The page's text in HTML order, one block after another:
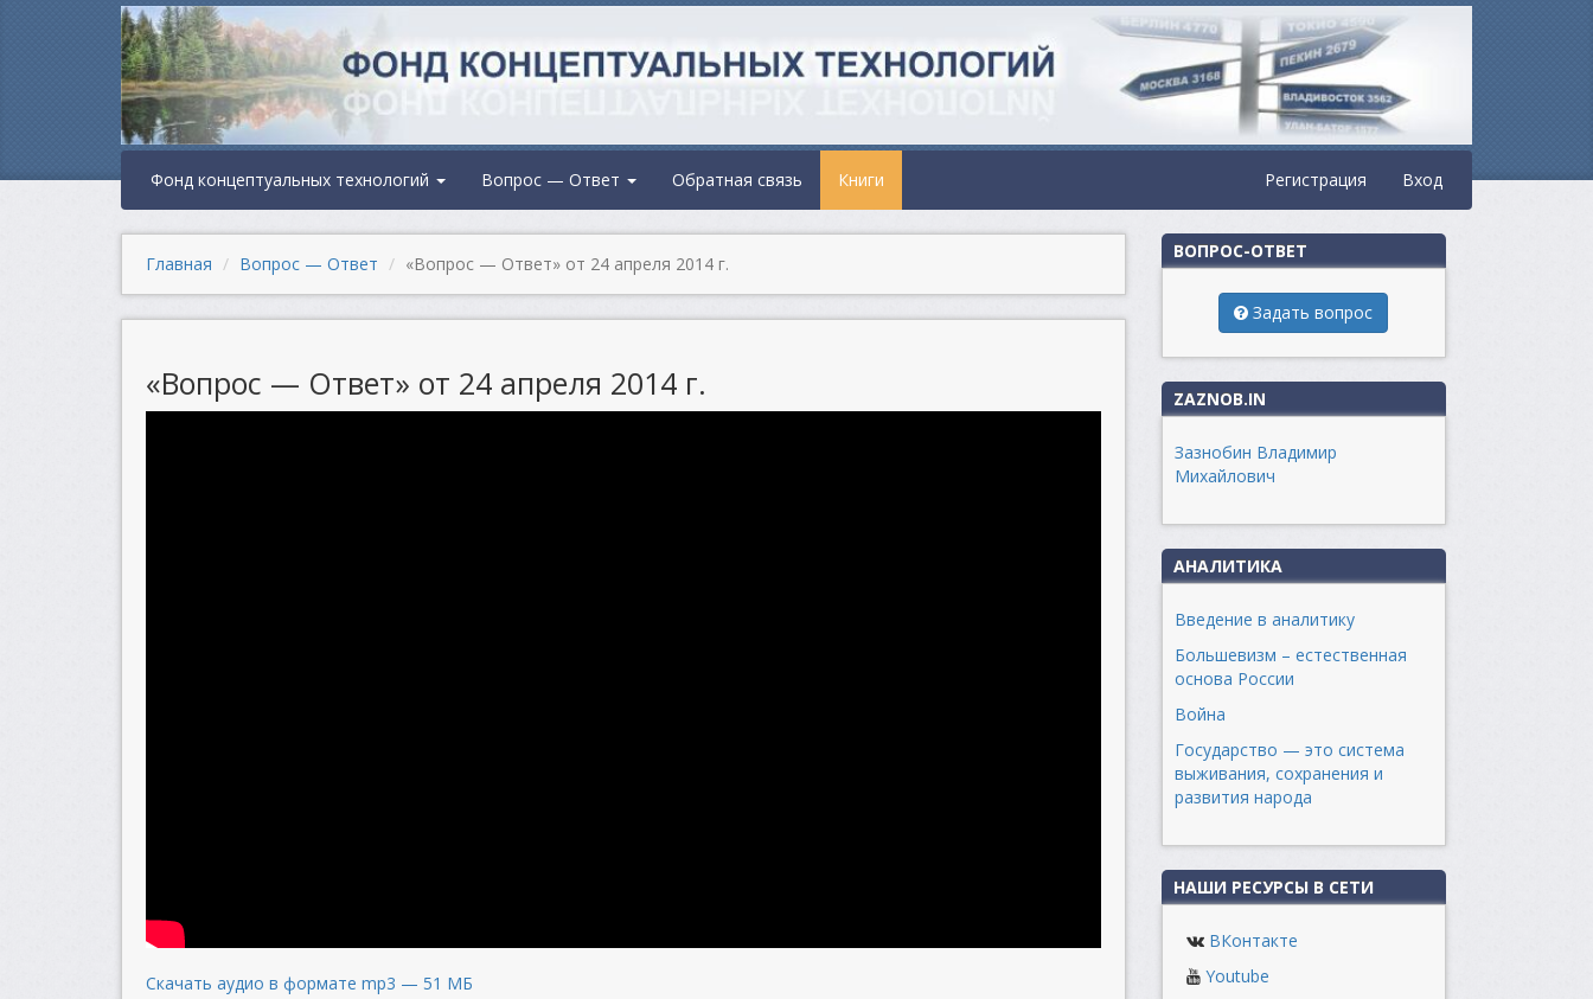
Фонд концептуальных технологий Вопрос — Ответ Обратная связь Книги Регистрация Вход
Главная Вопрос — Ответ «Вопрос — Ответ» от 24 апреля 2014 г.
«Вопрос — Ответ» от 24 апреля 2014 г.
Скачать аудио в формате mp3 — 51 МБ
ВОПРОС-ОТВЕТ
Задать вопрос
ZAZNOB.IN
Зазнобин Владимир
Михайлович
АНАЛИТИКА
Введение в аналитику
Большевизм – естественная
основа России
Война
Государство — это система
выживания, сохранения и
развития народа
НАШИ РЕСУРСЫ В СЕТИ
ВКонтакте
Youtube